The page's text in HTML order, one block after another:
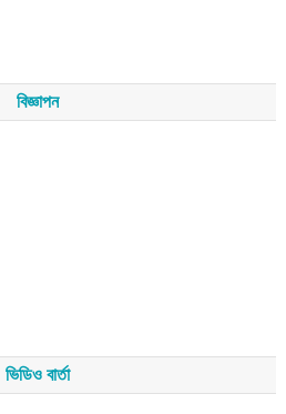
বিজ্ঞাপন
ভিডিও বার্তা